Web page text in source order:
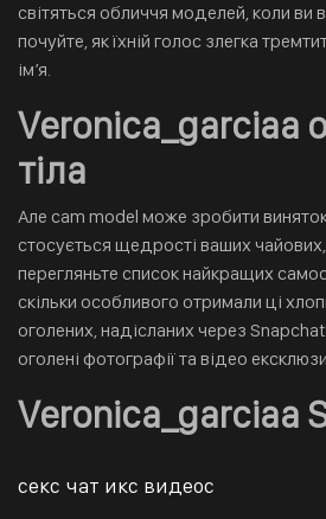
світяться обличчя моделей, коли ви
почуйте, як їхній голос злегка
ім’я.
Veronica_garciaa
тіла
Але cam model може зробити
стосується щедрості ваших
перегляньте список найкращих
скільки особливого отримали ці
оголених, надісланих через
оголені фотографії та відео
Veronica_garciaa
секс чат икс видеос